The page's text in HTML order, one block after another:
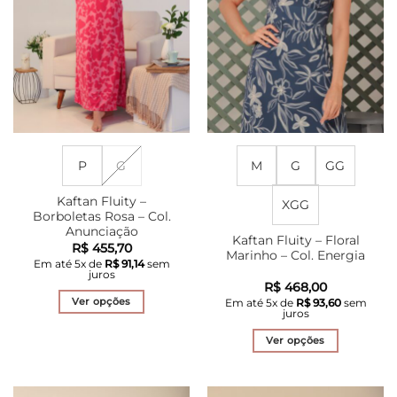
P G
Kaftan Fluity –
Borboletas Rosa – Col.
Anunciação
R$455,70
Em até 5x de R$91,14sem
juros
Ver opções
M G GG
XGG
Kaftan Fluity – Floral
Marinho – Col. Energia
R$ 468,00
Em até 5x de R$93,60sem
juros
Ver opções